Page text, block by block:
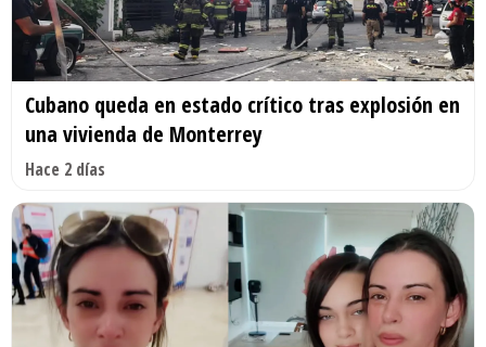
Cubano queda en estado crítico tras explosión en
una vivienda de Monterrey
Hace 2 días